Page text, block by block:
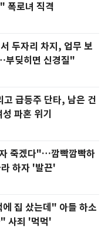
폭로녀 직격
두자리 차지, 업무 보
부딪히면 신경질"
급등주 단타, 남은 건
파혼 위기
죽겠다"…깜빡깜빡하
하자 '발끈'
집 샀는데" 아들 하소
사죄 '먹먹'